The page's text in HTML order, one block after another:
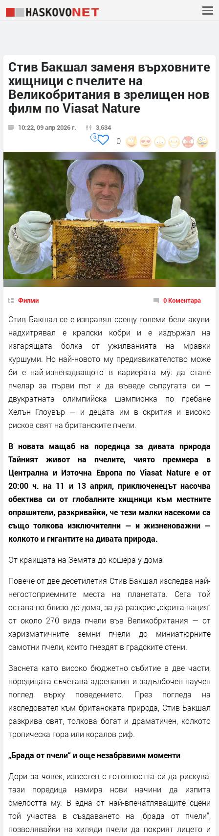
Стив Бакшал заменя върховните
хищници с пчелите на
Великобритания в зрелищен нов
филм по Viasat Nature
10:22, 09 апр 2026 г. 3,634
0
0
Филми 0 Коментара
Стив Бакшал се е изправял срещу големи бели акули,
надхитрявал е кралски кобри и е издържал на
изгарящата болка от ужилванията на мравки
куршуми. Но най-новото му предизвикателство може
би е най-изненадващото в кариерата му: да стане
пчелар за първи път и да въведе съпругата си —
двукратната олимпийска шампионка по гребане
Хелън Глоувър — и децата им в скрития и високо
рисков свят на британските пчели.
В новата мащаб на поредица за дивата природа
Тайният живот на пчелите, чиято премиера в
Централна и Източна Европа по Viasat Nature е от
20:00 ч. на 11 и 13 април, приключенецът насочва
обектива си от глобалните хищници към местните
опрашители, разкривайки, че тези малки насекоми са
също толкова изключителни — и жизненоважни —
колкото и гигантите на дивата природа.
От краищата на Земята до кошера у дома
Повече от две десетилетия Стив Бакшал изследва най-
негостоприемните места на планетата. Сега той
остава по-близо до дома, за да разкрие „скрита нация“
от около 270 вида пчели във Великобритания — от
харизматичните земни пчели до миниатюрните
самотни пчели, които гнездят в градските стени.
Заснета като високо бюджетно събитие в две части,
поредицата съчетава адреналин и задълбочен научен
поглед върху поведението. През погледа на
изследовател към британската природа, Стив Бакшал
разкрива свят, толкова богат и драматичен, колкото
тропическа гора или коралов риф.
„Брада от пчели“ и още незабравими моменти
Дори за човек, известен с готовността си да рискува,
тази поредица намира нови начини да изпита
смелостта му. В една от най-впечатляващите сцени
той участва в създаването на „брада от пчели“,
позволявайки на хиляди пчели да покрият лицето и